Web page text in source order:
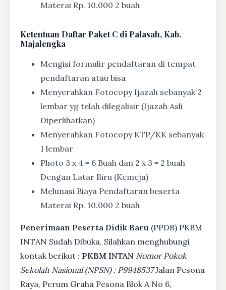
Materai Rp. 10.000 2 buah
Ketentuan Daftar Paket C di Palasah, Kab.
Majalengka
Mengisi formulir pendaftaran di tempat
pendaftaran atau bisa
Menyerahkan Fotocopy Ijazah sebanyak 2
lembar yg telah dilegalisir (Ijazah Asli
Diperlihatkan)
Menyerahkan Fotocopy KTP/KK sebanyak
1 lembar
Photo 3 x 4 = 6 Buah dan 2 x 3 = 2 buah
Dengan Latar Biru (Kemeja)
Melunasi Biaya Pendaftaran beserta
Materai Rp. 10.000 2 buah
Penerimaan Peserta Didik Baru (PPDB) PKBM
INTAN Sudah Dibuka, Silahkan menghubungi
kontak berikut : PKBM INTAN Nomor Pokok
Sekolah Nasional (NPSN) : P9948537Jalan Pesona
Raya, Perum Graha Pesona Blok A No 6,